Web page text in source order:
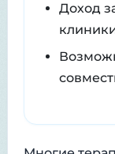
Доход